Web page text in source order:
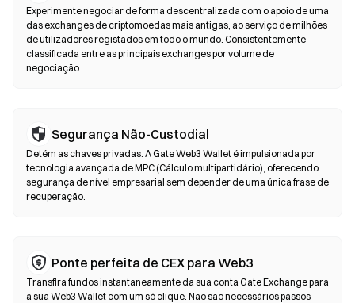
Exchanges Descentralizadas (DEX)
Negoceie diretamente entre pares, sem intermediários. As DEX
utilizam contratos inteligentes para executar trocas em
blockchain — não é necessário registo nem verificação de
identidade. Ligue uma wallet compatível, selecione o par de
podem diferir dos mercados centralizados devido à
profundidade de liquidez. A maioria da atividade nas DEX ocorre
em blockchains compatíveis com EVM, como Ethereum, BNB
Chain e Polygon.
Experimente negociar de forma descentralizada com o apoio de uma
das exchanges de criptomoedas mais antigas, ao serviço de milhões
de utilizadores registados em todo o mundo. Consistentemente
classificada entre as principais exchanges por volume de
negociação.
Segurança Não-Custodial
Detém as chaves privadas. A Gate Web3 Wallet é impulsionada por
tecnologia avançada de MPC (Cálculo multipartidário), oferecendo
segurança de nível empresarial sem depender de uma única frase de
recuperação.
Ponte perfeita de CEX para Web3
Transfira fundos instantaneamente da sua conta Gate Exchange para
a sua Web3 Wallet com um só clique. Não são necessários passos